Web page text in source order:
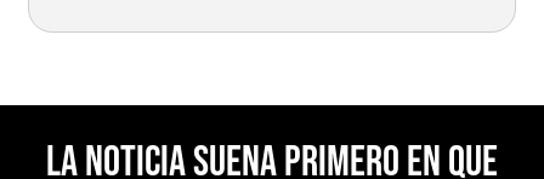
La noticia suena primero en Que